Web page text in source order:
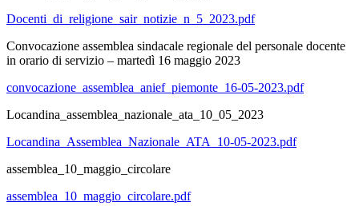
Docenti_di_religione_sair_notizie_n_5_2023.pdf
Convocazione assemblea sindacale regionale del personale docente
in orario di servizio – martedì 16 maggio 2023
convocazione_assemblea_anief_piemonte_16-05-2023.pdf
Locandina_assemblea_nazionale_ata_10_05_2023
Locandina_Assemblea_Nazionale_ATA_10-05-2023.pdf
assemblea_10_maggio_circolare
assemblea_10_maggio_circolare.pdf